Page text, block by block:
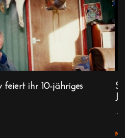
feiert ihr 10-jähriges
...